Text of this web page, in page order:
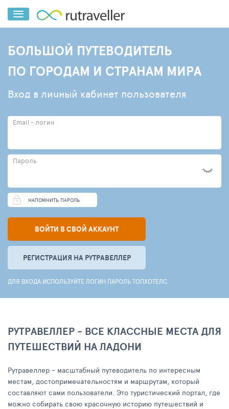
БОЛЬШОЙ ПУТЕВОДИТЕЛЬ
ПО ГОРОДАМ И СТРАНАМ МИРА
Вход в личный кабинет пользователя
Email - логин
Пароль
НАПОМНИТЬ ПАРОЛЬ
ВОЙТИ В СВОЙ АККАУНТ
РЕГИСТРАЦИЯ НА РУТРАВЕЛЛЕР
ДЛЯ ВХОДА ИСПОЛЬЗУЙТЕ ЛОГИН ПАРОЛЬ ТОПХОТЕЛС
РУТРАВЕЛЛЕР - ВСЕ КЛАССНЫЕ МЕСТА ДЛЯ
ПУТЕШЕСТВИЙ НА ЛАДОНИ
Рутравеллер - масштабный путеводитель по интересным
местам, достопримечательностям и маршрутам, который
составляют сами пользователи. Это туристический портал, где
можно собирать свою красочную историю путешествий и